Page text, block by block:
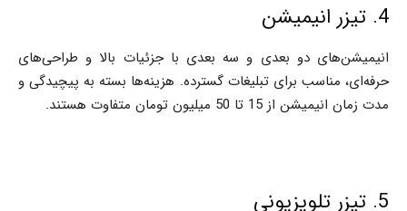
4. تیزر انیمیشن
انیمیشن‌های دو بعدی و سه بعدی با جزئیات بالا و طراحی‌های
حرفه‌ای، مناسب برای تبلیغات گسترده. هزینه‌ها بسته به پیچیدگی و
مدت زمان انیمیشن از 15 تا 50 میلیون تومان متفاوت هستند.
5. تیزر تلویزیونی